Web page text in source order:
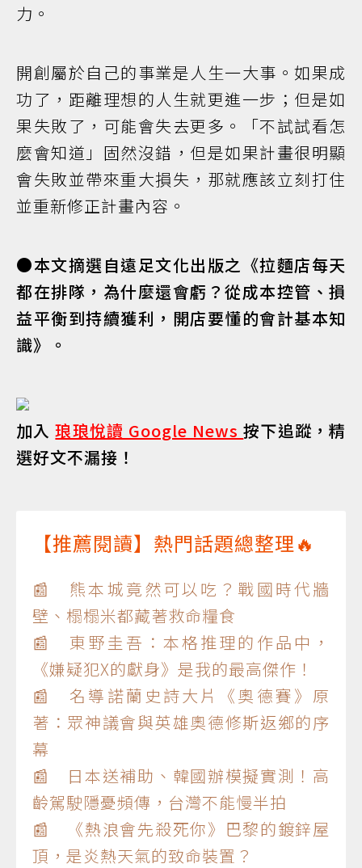
力。
開創屬於自己的事業是人生一大事。如果成
功了，距離理想的人生就更進一步；但是如
果失敗了，可能會失去更多。「不試試看怎
麼會知道」固然沒錯，但是如果計畫很明顯
會失敗並帶來重大損失，那就應該立刻打住
並重新修正計畫內容。
●本文摘選自遠足文化出版之《拉麵店每天
都在排隊，為什麼還會虧？從成本控管、損
益平衡到持續獲利，開店要懂的會計基本知
識》。
加入琅琅悅讀 Google News按下追蹤，精
選好文不漏接！
【推薦閱讀】熱門話題總整理🔥
📰 熊本城竟然可以吃？戰國時代牆
壁、榻榻米都藏著救命糧食
📰 東野圭吾：本格推理的作品中，
《嫌疑犯X的獻身》是我的最高傑作！
📰 名導諾蘭史詩大片《奧德賽》原
著：眾神議會與英雄奧德修斯返鄉的序
幕
📰 日本送補助、韓國辦模擬實測！高
齡駕駛隱憂頻傳，台灣不能慢半拍
📰 《熱浪會先殺死你》巴黎的鍍鋅屋
頂，是炎熱天氣的致命裝置？